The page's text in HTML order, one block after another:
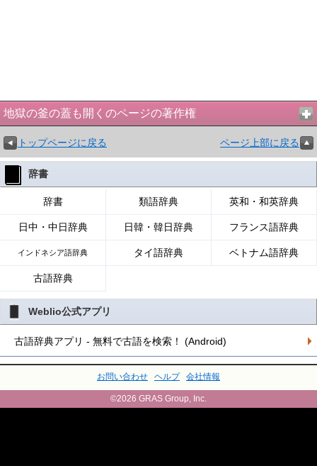
地獄の釜の蓋も開くのページの著作権
トップページに戻る ページ上部に戻る
辞書
辞書 類語辞典 英和・和英辞典
日中・中日辞典 日韓・韓日辞典 フランス語辞典
インドネシア語辞典 タイ語辞典 ベトナム語辞典
古語辞典
Weblio公式アプリ
古語辞典アプリ - 無料で古語を検索！ (Android)
お問い合わせ ヘルプ 会社情報
©2026 GRAS Group, Inc.